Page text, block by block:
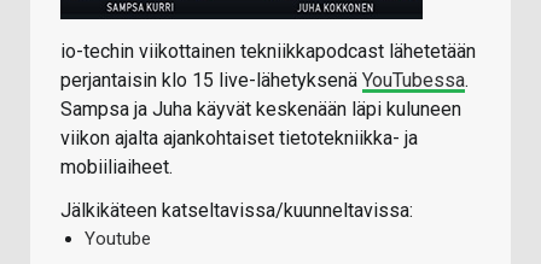
io-techin viikottainen tekniikkapodcast lähetetään
perjantaisin klo 15 live-lähetyksenä YouTubessa.
Sampsa ja Juha käyvät keskenään läpi kuluneen
viikon ajalta ajankohtaiset tietotekniikka- ja
mobiiliaiheet.
Jälkikäteen katseltavissa/kuunneltavissa:
Youtube